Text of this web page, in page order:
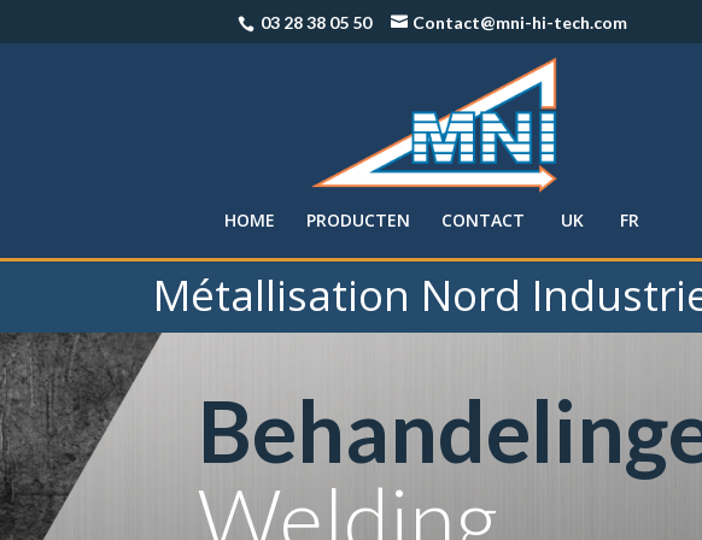
03 28 38 05 50 Contact@mni-hi-tech.com
HOME PRODUCTEN CONTACT UK FR
Métallisation Nord
Welding